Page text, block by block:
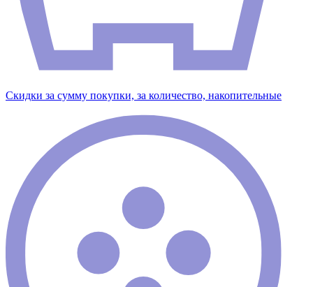
Скидки за сумму покупки, за количество, накопительные